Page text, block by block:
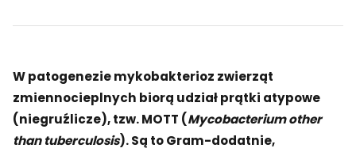
W patogenezie mykobakterioz zwierząt
zmiennocieplnych biorą udział prątki atypowe
(niegruźlicze), tzw. MOTT (Mycobacterium other
than tuberculosis). Są to Gram-dodatnie,